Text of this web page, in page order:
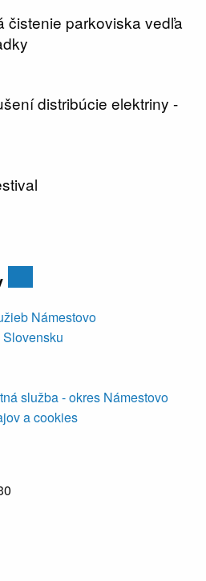
čistenie parkoviska vedľa
distribúcie elektriny -
Námestovo
služba - okres Námestovo
a cookies